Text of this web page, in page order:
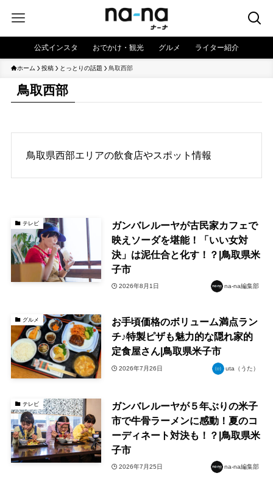
公式インスタ おでかけ・観光 グルメ ライター紹介
ホーム 投稿 とっとりの話題 鳥取西部
鳥取西部
鳥取県西部エリアの飲食店やスポット情報
テレビ
ガンバレルーヤが古民家カフェで
映えソーダを堪能！「いい女対
決」は泥仕合と化す！？|鳥取県米
子市
2026年8月1日 na-na編集部
グルメ
お手頃価格のボリューム満点ラン
チ♪特製ピザも魅力的な隠れ家的
定食屋さん|鳥取県米子市
2026年7月26日 uta（うた）
テレビ
ガンバレルーヤが５年ぶりの米子
市で牛骨ラーメンに感動！夏のコ
ーディネート対決も！？|鳥取県米
子市
2026年7月25日 na-na編集部